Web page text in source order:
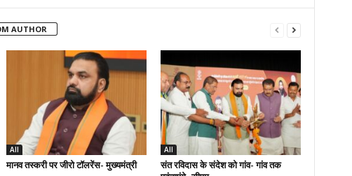
AUTHOR
All
मानव तस्करी पर जीरो टॉलरेंस- मुख्यमंत्री
All
संत रविदास के संदेश को गांव- गांव तक